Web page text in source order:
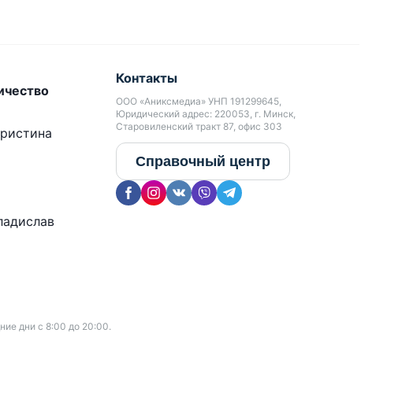
дни с 8:00 до 20:00.
Контакты
ООО «Аниксмедиа» УНП 191299645,
Юридический адрес: 220053, г. Минск,
Старовиленский тракт 87, офис 303
Справочный центр